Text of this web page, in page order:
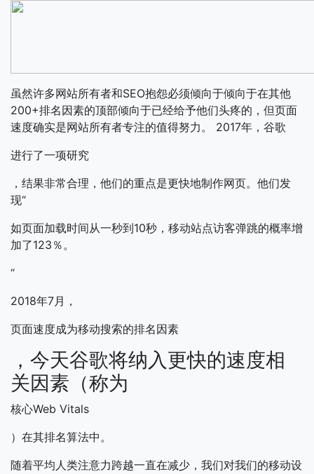
虽然许多网站所有者和SEO抱怨必须倾向于倾向于在其他
200+排名因素的顶部倾向于已经给予他们头疼的，但页面
速度确实是网站所有者专注的值得努力。 2017年，谷歌
进行了一项研究
，结果非常合理，他们的重点是更快地制作网页。他们发
现“
如页面加载时间从一秒到10秒，移动站点访客弹跳的概率增
加了123％。
“
2018年7月，
页面速度成为移动搜索的排名因素
，今天谷歌将纳入更快的速度相
关因素（称为
核心Web Vitals
）在其排名算法中。
随着平均人类注意力跨越一直在减少，我们对我们的移动设